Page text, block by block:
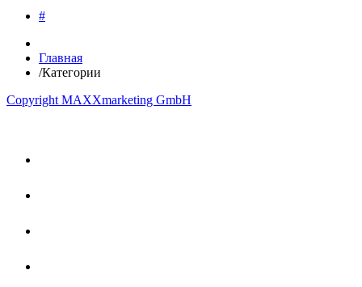
#
Главная
/Категории
Copyright MAXXmarketing GmbH